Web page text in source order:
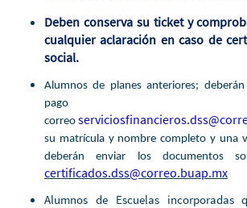
Deben conserva su ticket y
cualquier aclaración en caso de
social.
Alumnos de planes anteriores;
correo
su matrícula y nombre completo y una
deberán enviar los documentos
certificados.dss@correo.buap.mx
Alumnos de Escuelas incorporadas